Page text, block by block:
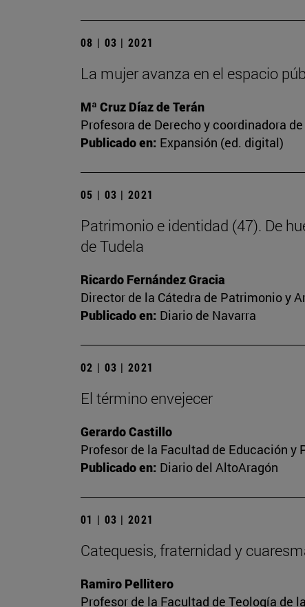
08 | 03 | 2021
La mujer avanza en el espacio
Mª Cruz Díaz de Terán
Profesora de Derecho y coordinadora
Publicado en: Expansión (ed. digital)
05 | 03 | 2021
Patrimonio e identidad (47). De
de Tudela
Ricardo Fernández Gracia
Director de la Cátedra de Patrimonio y
Publicado en: Diario de Navarra
02 | 03 | 2021
El término envejecer
Gerardo Castillo
Profesor de la Facultad de Educación y
Publicado en: Diario del AltoAragón
01 | 03 | 2021
Catequesis, fraternidad y
Ramiro Pellitero
Profesor de la Facultad de Teología de